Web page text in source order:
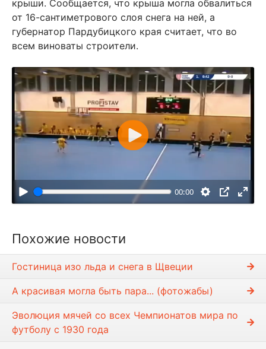
крыши. Сообщается, что крыша могла обвалиться
от 16-сантиметрового слоя снега на ней, а
губернатор Пардубицкого края считает, что во
всем виноваты строители.
00:00
В
с
п
р
е
с
т
и
Похожие новости
Гостиница изо льда и снега в Щвеции
А красивая могла быть пара... (фотожабы)
Эволюция мячей со всех Чемпионатов мира по
футболу с 1930 года